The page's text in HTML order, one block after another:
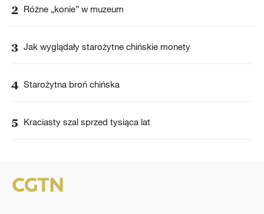
2 Różne „konie” w muzeum
3 Jak wyglądały starożytne chińskie monety
4 Starożytna broń chińska
5 Kraciasty szal sprzed tysiąca lat